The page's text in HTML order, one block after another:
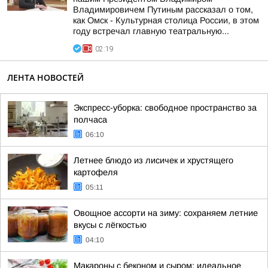
Владимировичем Путиным рассказал о том,
как Омск - Культурная столица России, в этом
году встречал главную театральную...
02:19
ЛЕНТА НОВОСТЕЙ
Экспресс-уборка: свободное пространство за
полчаса
06:10
Летнее блюдо из лисичек и хрустящего
картофеля
05:11
Овощное ассорти на зиму: сохраняем летние
вкусы с лёгкостью
04:10
Макароны с беконом и сыром: идеальное